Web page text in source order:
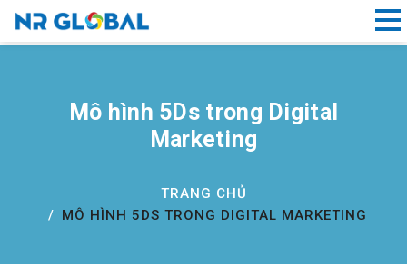
Website
Mô hình 5Ds trong Digital
Marketing
TRANG CHỦ
MÔ HÌNH 5DS TRONG DIGITAL MARKETING